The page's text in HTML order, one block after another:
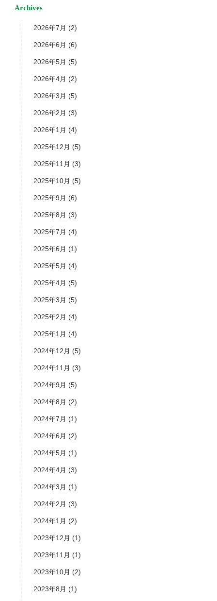
Archives
2026年7月 (2)
2026年6月 (6)
2026年5月 (5)
2026年4月 (2)
2026年3月 (5)
2026年2月 (3)
2026年1月 (4)
2025年12月 (5)
2025年11月 (3)
2025年10月 (5)
2025年9月 (6)
2025年8月 (3)
2025年7月 (4)
2025年6月 (1)
2025年5月 (4)
2025年4月 (5)
2025年3月 (5)
2025年2月 (4)
2025年1月 (4)
2024年12月 (5)
2024年11月 (3)
2024年9月 (5)
2024年8月 (2)
2024年7月 (1)
2024年6月 (2)
2024年5月 (1)
2024年4月 (3)
2024年3月 (1)
2024年2月 (3)
2024年1月 (2)
2023年12月 (1)
2023年11月 (1)
2023年10月 (2)
2023年8月 (1)